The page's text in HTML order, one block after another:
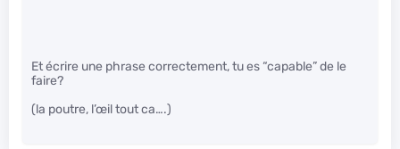
Et écrire une phrase correctement, tu es “capable” de le
faire?
(la poutre, l’œil tout ca….)